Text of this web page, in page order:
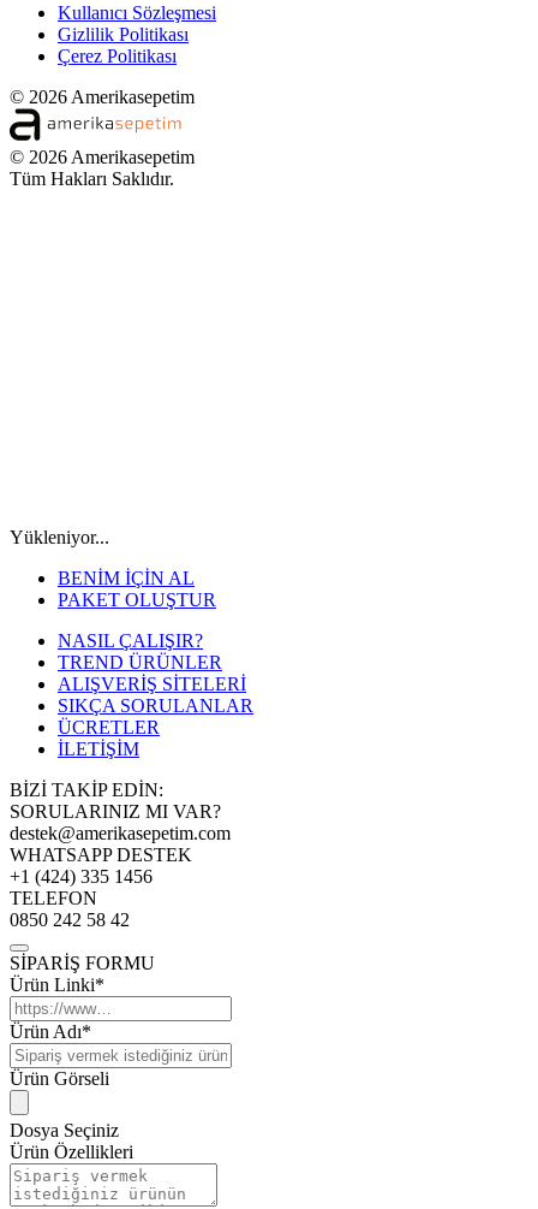
Kullanıcı Sözleşmesi
Gizlilik Politikası
Çerez Politikası
© 2026 Amerikasepetim
© 2026 Amerikasepetim
Tüm Hakları Saklıdır.
Yükleniyor...
BENİM İÇİN AL
PAKET OLUŞTUR
NASIL ÇALIŞIR?
TREND ÜRÜNLER
ALIŞVERİŞ SİTELERİ
SIKÇA SORULANLAR
ÜCRETLER
İLETİŞİM
BİZİ TAKİP EDİN:
SORULARINIZ MI VAR?
destek@amerikasepetim.com
WHATSAPP DESTEK
+1 (424) 335 1456
TELEFON
0850 242 58 42
SİPARİŞ FORMU
Ürün Linki*
Ürün Adı*
Ürün Görseli
Dosya Seçiniz
Ürün Özellikleri